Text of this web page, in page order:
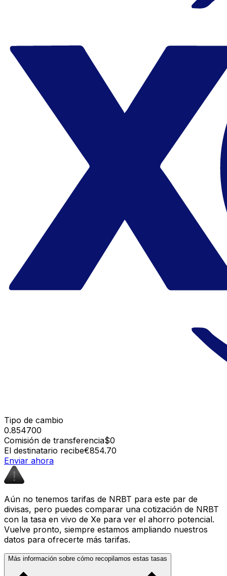
Tipo de cambio
0.854700
Comisión de transferencia$0
El destinatario recibe€854.70
Enviar ahora
Aún no tenemos tarifas de NRBT para este par de
divisas, pero puedes comparar una cotización de NRBT
con la tasa en vivo de Xe para ver el ahorro potencial.
Vuelve pronto, siempre estamos ampliando nuestros
datos para ofrecerte más tarifas.
Más información sobre cómo recopilamos estas tasas